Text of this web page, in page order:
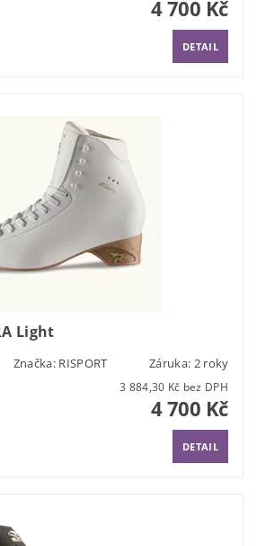
4 700 Kč
DETAIL
Light
Značka: RISPORT Záruka: 2 roky
3 884,30 Kč bez DPH
4 700 Kč
DETAIL